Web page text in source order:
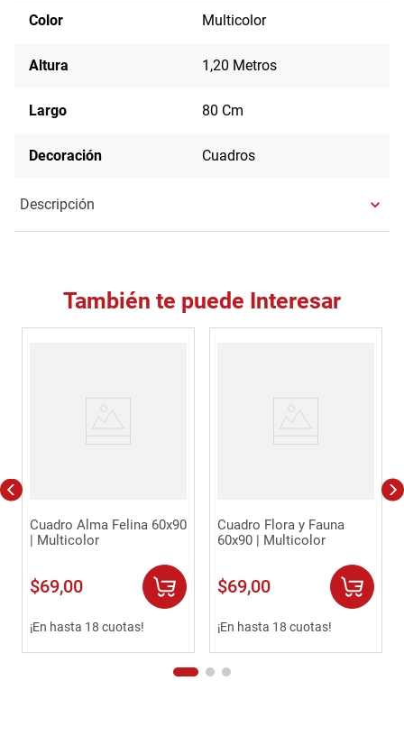
Color Multicolor
Altura 1,20 Metros
Largo 80 Cm
Decoración Cuadros
Descripción
También te puede Interesar
Cuadro Alma Felina 60x90
| Multicolor
$69,00
¡En hasta 18 cuotas!
Cuadro Flora y Fauna
60x90 | Multicolor
$69,00
¡En hasta 18 cuotas!